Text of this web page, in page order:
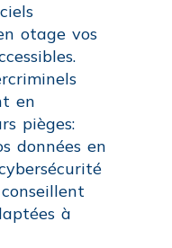
otage vos
en
pièges:
données en
à